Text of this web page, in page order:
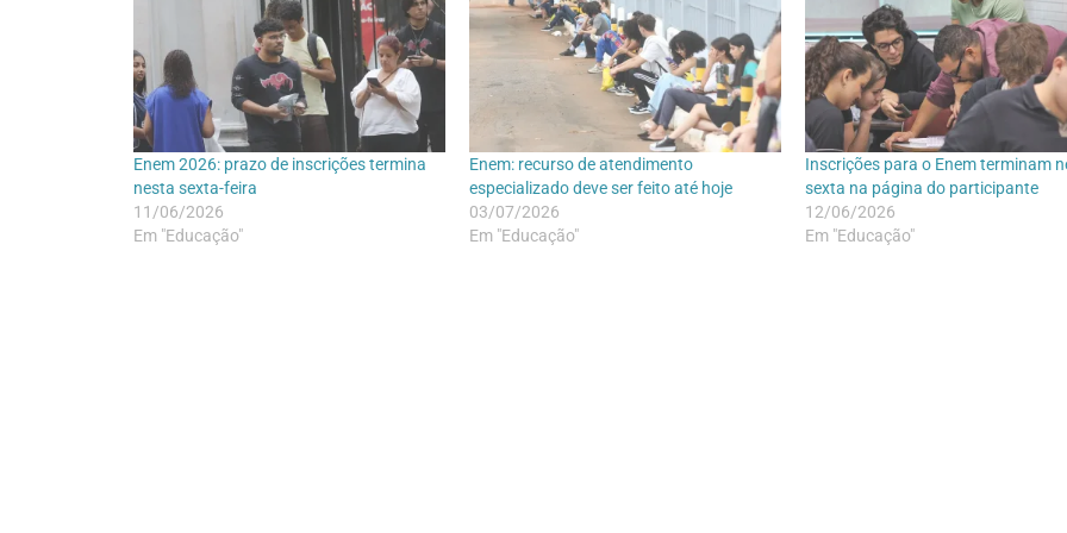
Enem 2026: prazo de inscrições termina
nesta sexta-feira
11/06/2026
Em "Educação"
Enem: recurso de atendimento
especializado deve ser feito até hoje
03/07/2026
Em "Educação"
Inscrições para o Enem terminam
sexta na página do participante
12/06/2026
Em "Educação"